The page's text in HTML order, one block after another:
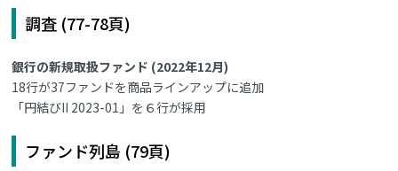
調査 (77-78頁)
銀行の新規取扱ファンド (2022年12月)
18行が37ファンドを商品ラインアップに追加
「円結びII 2023-01」を６行が採用
ファンド列島 (79頁)